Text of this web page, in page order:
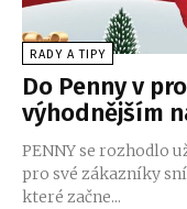
RADY A TIPY
Do Penny v
výhodnějším
PENNY se rozhodlo
pro své zákazníky
které začne...